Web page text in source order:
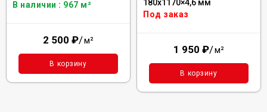
В наличии : 967 м²
2 500 ₽/м²
В корзину
180x1170×4,6 мм
Под заказ
1 950 ₽/м²
В корзину